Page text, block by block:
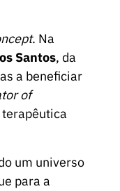
. Na
Santos, da
a beneficiar
of
terapêutica
um universo
para a